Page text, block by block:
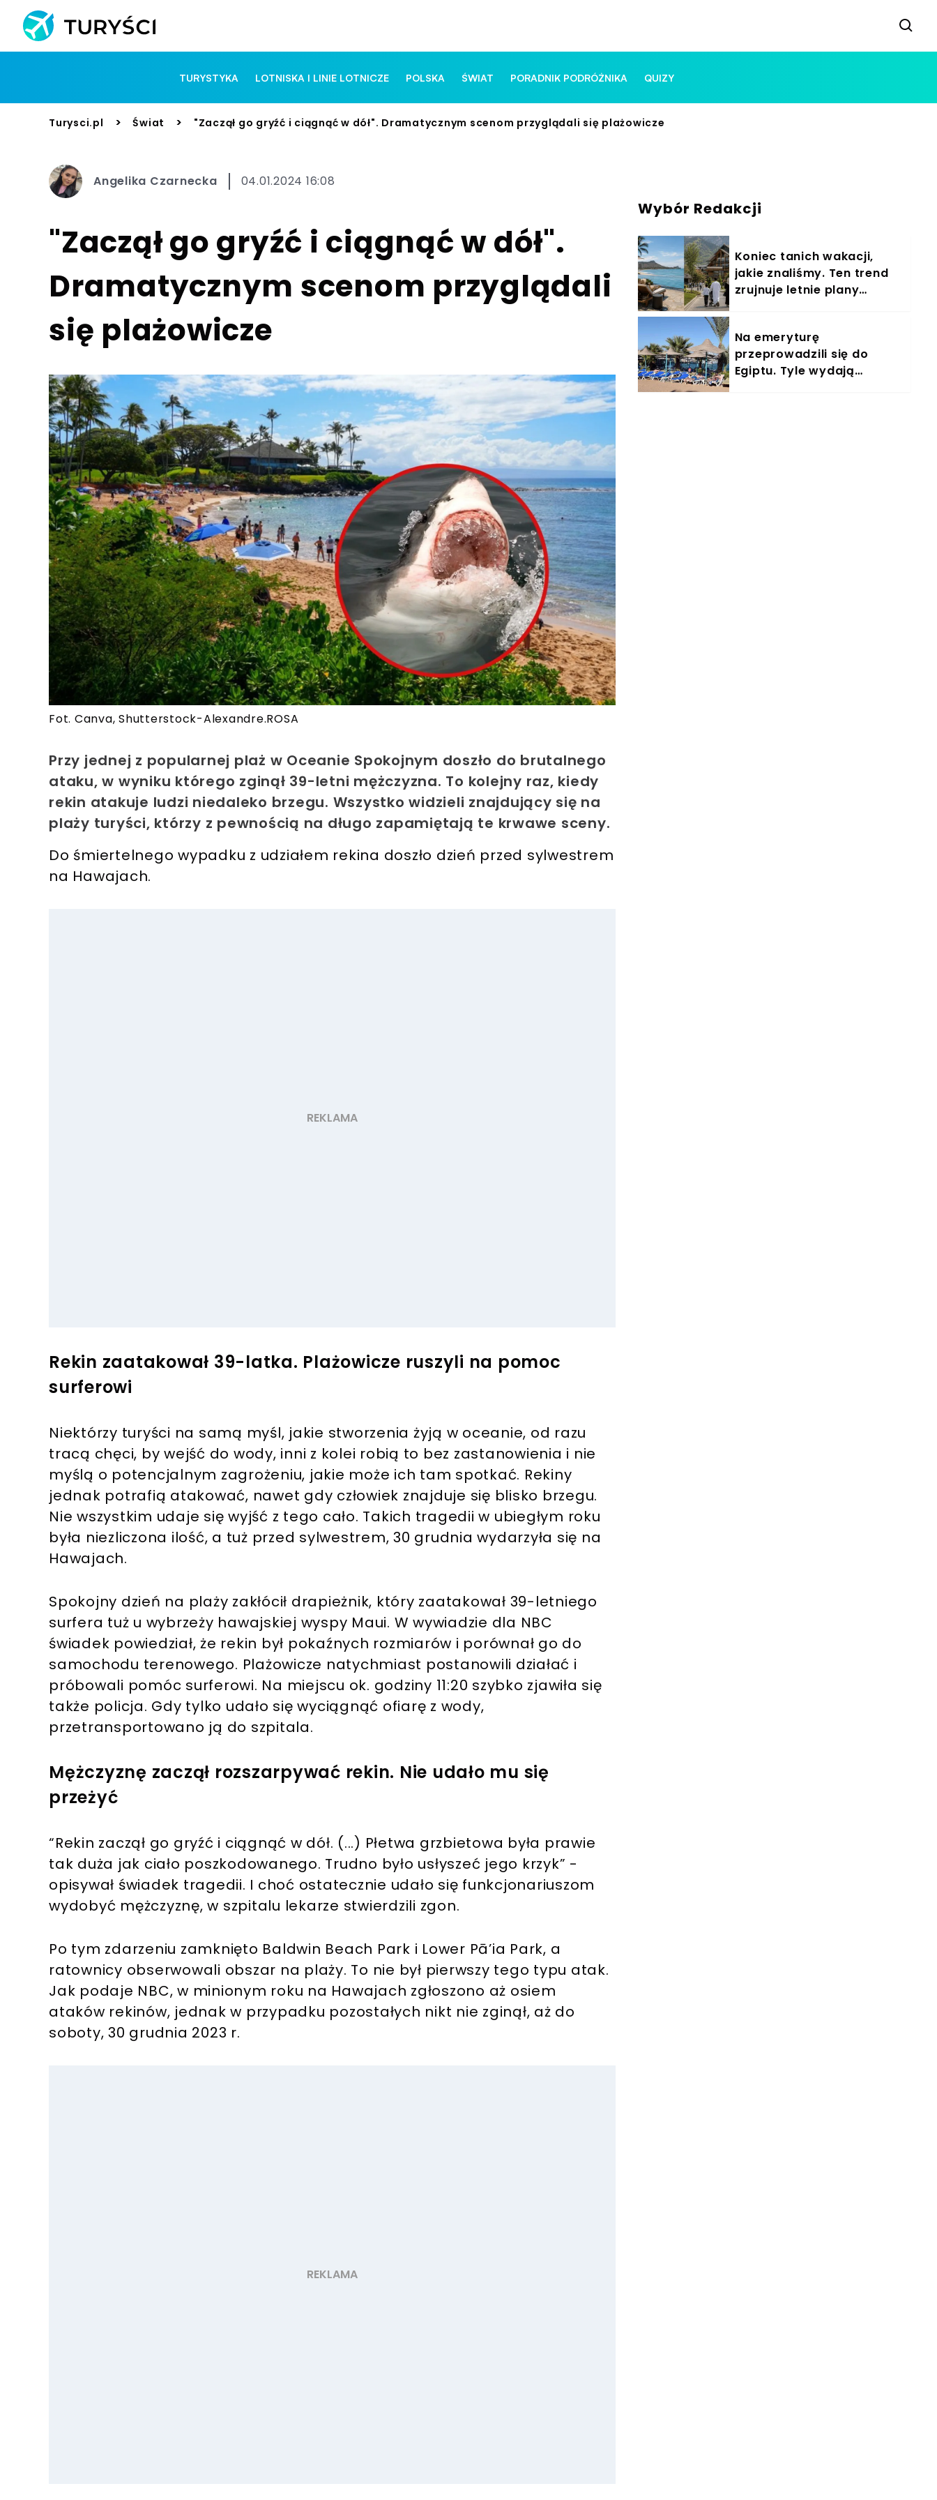
TURYSTYKA LOTNISKA I LINIE LOTNICZE POLSKA ŚWIAT PORADNIK PODRÓŻNIKA QUIZY
Turysci.pl > Świat > "Zaczął go gryźć i ciągnąć w dół". Dramatycznym scenom przyglądali się plażowicze
Angelika Czarnecka 04.01.2024 16:08
"Zaczął go gryźć i ciągnąć w dół".
Dramatycznym scenom przyglądali
się plażowicze
Fot. Canva, Shutterstock-Alexandre.ROSA
Przy jednej z popularnej plaż w Oceanie Spokojnym doszło do brutalnego
ataku, w wyniku którego zginął 39-letni mężczyzna. To kolejny raz, kiedy
rekin atakuje ludzi niedaleko brzegu. Wszystko widzieli znajdujący się na
plaży turyści, którzy z pewnością na długo zapamiętają te krwawe sceny.
Do śmiertelnego wypadku z udziałem rekina doszło dzień przed sylwestrem
na Hawajach.
Rekin zaatakował 39-latka. Plażowicze ruszyli na pomoc
surferowi
Niektórzy turyści na samą myśl, jakie stworzenia żyją w oceanie, od razu
tracą chęci, by wejść do wody, inni z kolei robią to bez zastanowienia i nie
myślą o potencjalnym zagrożeniu, jakie może ich tam spotkać. Rekiny
jednak potrafią atakować, nawet gdy człowiek znajduje się blisko brzegu.
Nie wszystkim udaje się wyjść z tego cało. Takich tragedii w ubiegłym roku
była niezliczona ilość, a tuż przed sylwestrem, 30 grudnia wydarzyła się na
Hawajach.
Spokojny dzień na plaży zakłócił drapieżnik, który zaatakował 39-letniego
surfera tuż u wybrzeży hawajskiej wyspy Maui. W wywiadzie dla NBC
świadek powiedział, że rekin był pokaźnych rozmiarów i porównał go do
samochodu terenowego. Plażowicze natychmiast postanowili działać i
próbowali pomóc surferowi. Na miejscu ok. godziny 11:20 szybko zjawiła się
także policja. Gdy tylko udało się wyciągnąć ofiarę z wody,
przetransportowano ją do szpitala.
Mężczyznę zaczął rozszarpywać rekin. Nie udało mu się
przeżyć
“Rekin zaczął go gryźć i ciągnąć w dół. (...) Płetwa grzbietowa była prawie
tak duża jak ciało poszkodowanego. Trudno było usłyszeć jego krzyk” -
opisywał świadek tragedii. I choć ostatecznie udało się funkcjonariuszom
wydobyć mężczyznę, w szpitalu lekarze stwierdzili zgon.
Po tym zdarzeniu zamknięto Baldwin Beach Park i Lower Pā’ia Park, a
ratownicy obserwowali obszar na plaży. To nie był pierwszy tego typu atak.
Jak podaje NBC, w minionym roku na Hawajach zgłoszono aż osiem
ataków rekinów, jednak w przypadku pozostałych nikt nie zginął, aż do
soboty, 30 grudnia 2023 r.
Wybór Redakcji
Koniec tanich wakacji,
jakie znaliśmy. Ten trend
zrujnuje letnie plany
Na emeryturę
przeprowadzili się do
Egiptu. Tyle wydają